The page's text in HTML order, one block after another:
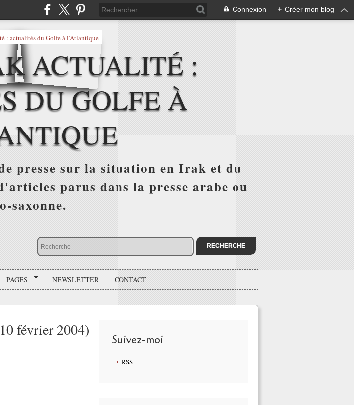
Connexion + Créer mon blog
ACTUALITÉ :
DU GOLFE À
presse sur la situation en Irak et du
parus dans la presse arabe ou
saxonne.
PAGES NEWSLETTER CONTACT
février 2004)
Suivez-moi
RSS